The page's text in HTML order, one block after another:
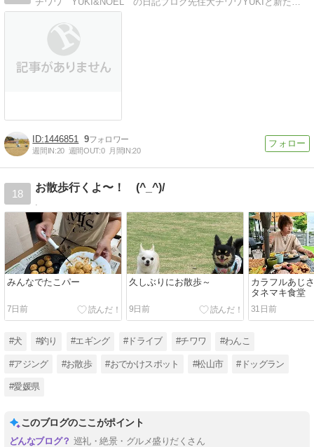
1446851 9
週間IN:20 週間OUT:0 月間IN:20
18
お散歩行くよ〜！ (^_^)/
みんなでたこパー
7日前
久しぶりにお散歩～
9日前
カラフルあじ
タネマキ食堂
31日前
#犬 #釣り #エギング #ドライブ #チワワ #わんこ
#アジング #お散歩 #おでかけスポット #松山市 #ドッグラン
#愛媛県
このブログのここがポイント
巡礼・絶景・グルメ盛りだくさん